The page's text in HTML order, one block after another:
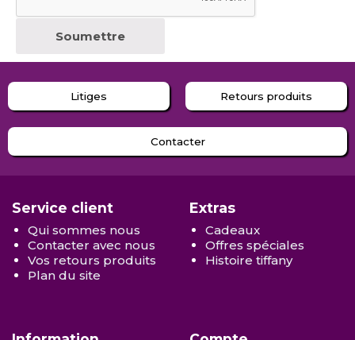
Litiges Retours produits
Contacter
Service client
Qui sommes nous
Contacter avec nous
Vos retours produits
Plan du site
Extras
Cadeaux
Offres spéciales
Histoire tiffany